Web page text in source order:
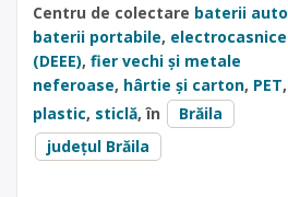
Centru de colectare baterii auto
baterii portabile, electrocasnice
(DEEE), fier vechi și metale
neferoase, hârtie și carton, PET,
plastic, sticlă, în
Brăila
județul Brăila